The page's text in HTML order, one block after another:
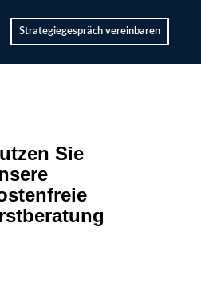
Strategiegespräch vereinbaren
Sie